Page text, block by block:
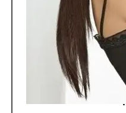
Ποστίς
Dea